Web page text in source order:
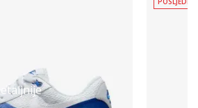
Detaljnije